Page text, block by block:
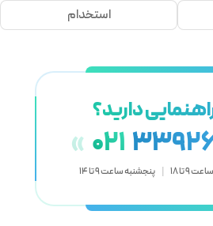
استخدام
دارید؟
« 021
9 تا 18 | پنجشنبه ساعت 9 تا 14